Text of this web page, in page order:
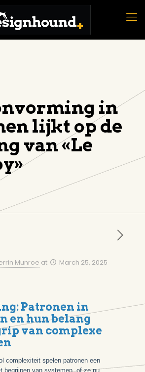
in
lijkt op de
van «Le
Munroe at March 25, 2025
Patronen in
en hun belang
van complexe
complexiteit spelen patronen een
begrijpen van systemen, of ze nu